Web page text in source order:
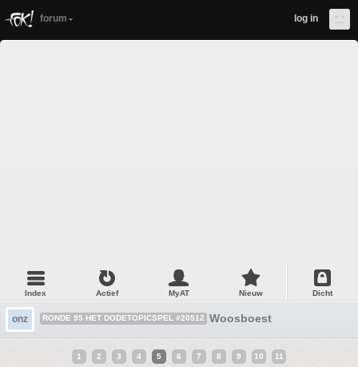
forum log in
Index Actief MyAT Nieuw Dicht
onz RONDE 95 HET DODETOPICSPEL #20512 Woosboest
1 2 3 4 5 6 7 8 9 10 11